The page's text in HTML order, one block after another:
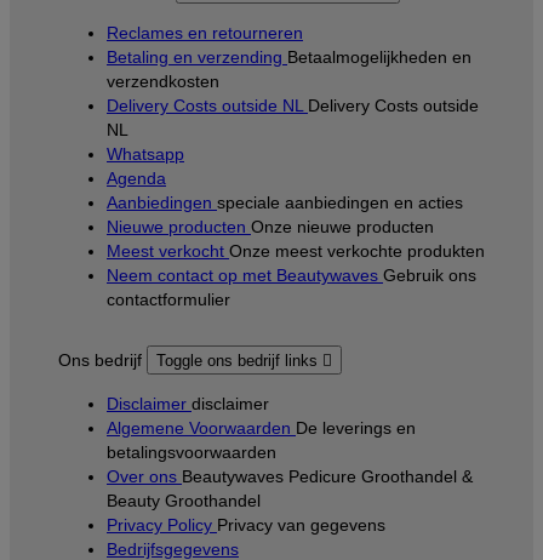
Reclames en retourneren
Betaling en verzending Betaalmogelijkheden en
verzendkosten
Delivery Costs outside NL Delivery Costs outside
NL
Whatsapp
Agenda
Aanbiedingen speciale aanbiedingen en acties
Nieuwe producten Onze nieuwe producten
Meest verkocht Onze meest verkochte produkten
Neem contact op met Beautywaves Gebruik ons
contactformulier
Ons bedrijf Toggle ons bedrijf links 
Disclaimer disclaimer
Algemene Voorwaarden De leverings en
betalingsvoorwaarden
Over ons Beautywaves Pedicure Groothandel &
Beauty Groothandel
Privacy Policy Privacy van gegevens
Bedrijfsgegevens